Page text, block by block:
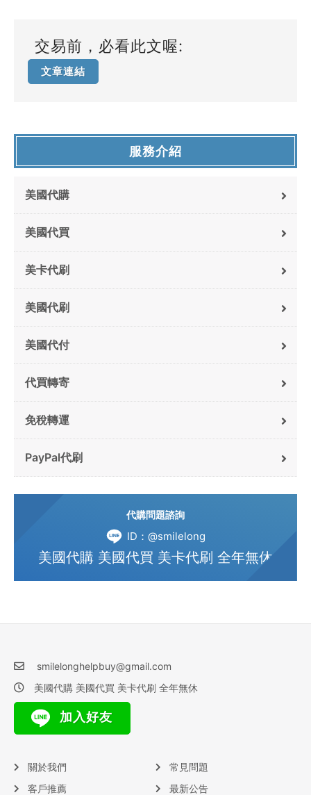
交易前，必看此文喔:
文章連結
服務介紹
美國代購
美國代買
美卡代刷
美國代刷
美國代付
代買轉寄
免稅轉運
PayPal代刷
代購問題諮詢
ID：@smilelong
美國代購 美國代買 美卡代刷 全年無休
smilelonghelpbuy@gmail.com
美國代購 美國代買 美卡代刷 全年無休
加入好友
關於我們
客戶推薦
常見問題
最新公告